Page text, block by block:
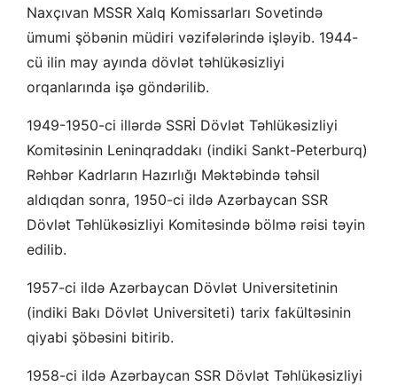
Naxçıvan MSSR Xalq Komissarları Sovetində
ümumi şöbənin müdiri vəzifələrində işləyib. 1944-
cü ilin may ayında dövlət təhlükəsizliyi
orqanlarında işə göndərilib.
1949-1950-ci illərdə SSRİ Dövlət Təhlükəsizliyi
Komitəsinin Leninqraddakı (indiki Sankt-Peterburq)
Rəhbər Kadrların Hazırlığı Məktəbində təhsil
aldıqdan sonra, 1950-ci ildə Azərbaycan SSR
Dövlət Təhlükəsizliyi Komitəsində bölmə rəisi təyin
edilib.
1957-ci ildə Azərbaycan Dövlət Universitetinin
(indiki Bakı Dövlət Universiteti) tarix fakültəsinin
qiyabi şöbəsini bitirib.
1958-ci ildə Azərbaycan SSR Dövlət Təhlükəsizliyi